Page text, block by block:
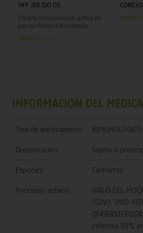
INY JER 5X1 DS
Para la inmunización activa de
perros frente a Bordetella
bronchiseptica para reducir
los síntomas clínicos de la
Recíbelo en 72 h.
Recíbelo
INFORMACIÓN DEL
Tipo de medicamento: INMUNOLOGICO
Dispensación: Sujeto a
Especies: Cachorros.
Principios activos:
VIRUS DEL
(CDV), VIVO
infectiva 50%